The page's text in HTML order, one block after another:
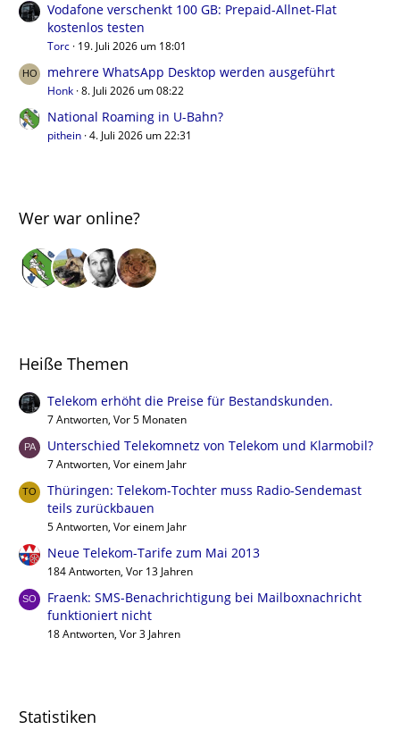
Vodafone verschenkt 100 GB: Prepaid-Allnet-Flat
kostenlos testen
Torc 19. Juli 2026 um 18:01
mehrere WhatsApp Desktop werden ausgeführt
Honk 8. Juli 2026 um 08:22
National Roaming in U-Bahn?
pithein 4. Juli 2026 um 22:31
Wer war online?
Heiße Themen
Telekom erhöht die Preise für Bestandskunden.
7 Antworten, Vor 5 Monaten
Unterschied Telekomnetz von Telekom und Klarmobil?
7 Antworten, Vor einem Jahr
Thüringen: Telekom-Tochter muss Radio-Sendemast
teils zurückbauen
5 Antworten, Vor einem Jahr
Neue Telekom-Tarife zum Mai 2013
184 Antworten, Vor 13 Jahren
Fraenk: SMS-Benachrichtigung bei Mailboxnachricht
funktioniert nicht
18 Antworten, Vor 3 Jahren
Statistiken